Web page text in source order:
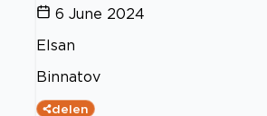
6 June 2024
Elsan
Binnatov
delen